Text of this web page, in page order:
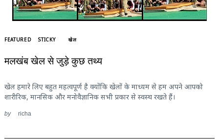
FEATURED STICKY खेल
मलखंब खेल से जुड़े कुछ तथ्य
खेल हमारे लिए बहुत महत्वपूर्ण है क्योंकि खेलों के माध्यम से हम अपने आपको
शारीरिक, मानसिक और मनोवैज्ञानिक सभी प्रकार से स्वस्थ रखते हैं।
by richa